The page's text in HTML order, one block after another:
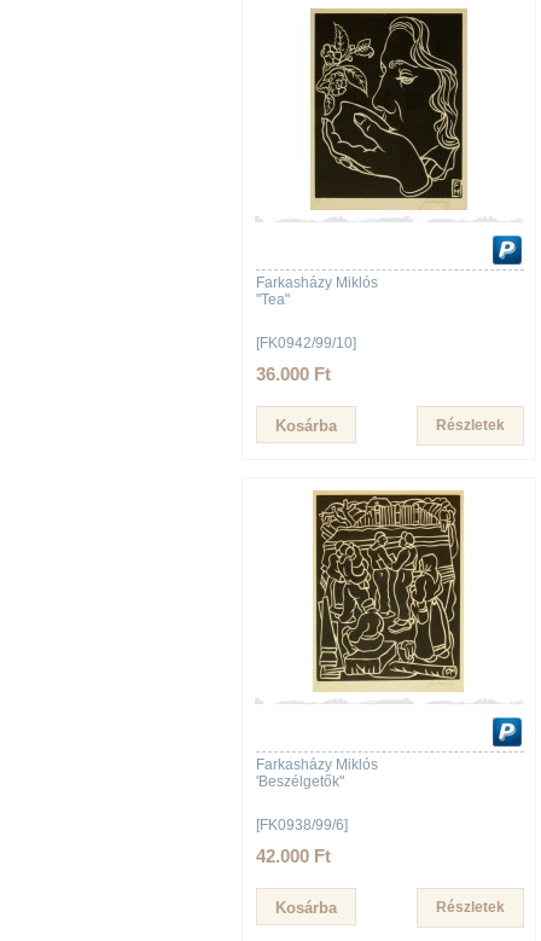
Farkasházy Miklós
"Tea"
[FK0942/99/10]
36.000 Ft
Részletek
Farkasházy Miklós
'Beszélgetők"
[FK0938/99/6]
42.000 Ft
Részletek